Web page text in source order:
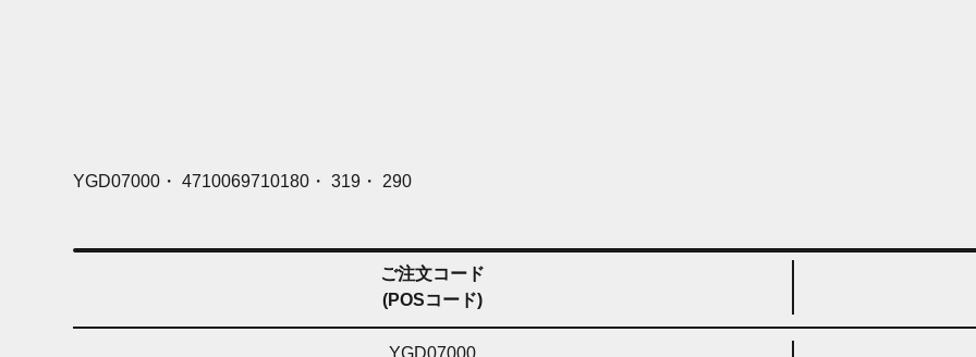
YGD07000・ 4710069710180・ 319・ 290
ご注文コード
(POSコード)
YGD07000